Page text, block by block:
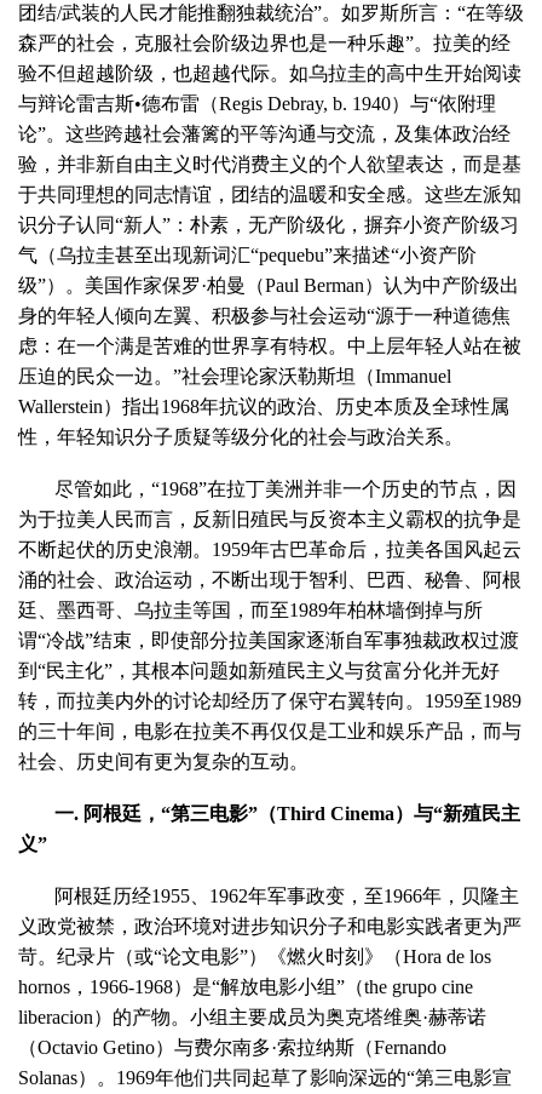
团结/武装的人民才能推翻独裁统治”。如罗斯所言：“在等级
森严的社会，克服社会阶级边界也是一种乐趣”。拉美的经
验不但超越阶级，也超越代际。如乌拉圭的高中生开始阅读
与辩论雷吉斯•德布雷（Regis Debray, b. 1940）与“依附理
论”。这些跨越社会藩篱的平等沟通与交流，及集体政治经
验，并非新自由主义时代消费主义的个人欲望表达，而是基
于共同理想的同志情谊，团结的温暖和安全感。这些左派知
识分子认同“新人”：朴素，无产阶级化，摒弃小资产阶级习
气（乌拉圭甚至出现新词汇“pequebu”来描述“小资产阶
级”）。美国作家保罗·柏曼（Paul Berman）认为中产阶级出
身的年轻人倾向左翼、积极参与社会运动“源于一种道德焦
虑：在一个满是苦难的世界享有特权。中上层年轻人站在被
压迫的民众一边。”社会理论家沃勒斯坦（Immanuel
Wallerstein）指出1968年抗议的政治、历史本质及全球性属
性，年轻知识分子质疑等级分化的社会与政治关系。
尽管如此，“1968”在拉丁美洲并非一个历史的节点，因
为于拉美人民而言，反新旧殖民与反资本主义霸权的抗争是
不断起伏的历史浪潮。1959年古巴革命后，拉美各国风起云
涌的社会、政治运动，不断出现于智利、巴西、秘鲁、阿根
廷、墨西哥、乌拉圭等国，而至1989年柏林墙倒掉与所
谓“冷战”结束，即使部分拉美国家逐渐自军事独裁政权过渡
到“民主化”，其根本问题如新殖民主义与贫富分化并无好
转，而拉美内外的讨论却经历了保守右翼转向。1959至1989
的三十年间，电影在拉美不再仅仅是工业和娱乐产品，而与
社会、历史间有更为复杂的互动。
一. 阿根廷，“第三电影”（Third Cinema）与“新殖民主
义”
阿根廷历经1955、1962年军事政变，至1966年，贝隆主
义政党被禁，政治环境对进步知识分子和电影实践者更为严
苛。纪录片（或“论文电影”）《燃火时刻》（Hora de los
hornos，1966-1968）是“解放电影小组”（the grupo cine
liberacion）的产物。小组主要成员为奥克塔维奥·赫蒂诺
（Octavio Getino）与费尔南多·索拉纳斯（Fernando
Solanas）。1969年他们共同起草了影响深远的“第三电影宣